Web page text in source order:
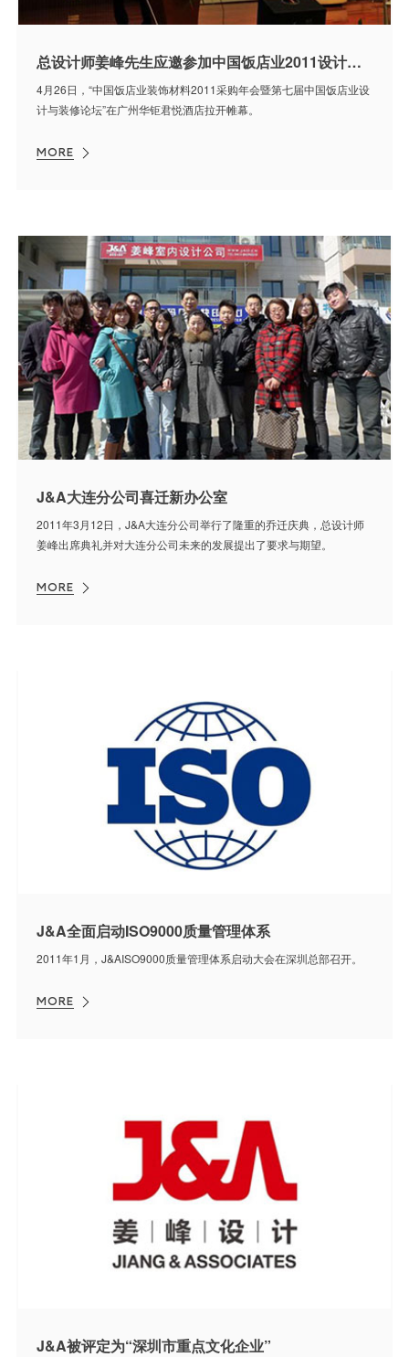
总设计师姜峰先生应邀参加中国饭店业2011设计与装修论坛
4月26日，“中国饭店业装饰材料2011采购年会暨第七届中国饭店业设
计与装修论坛”在广州华钜君悦酒店拉开帷幕。
MORE
J&A大连分公司喜迁新办公室
2011年3月12日，J&A大连分公司举行了隆重的乔迁庆典，总设计师
姜峰出席典礼并对大连分公司未来的发展提出了要求与期望。
MORE
J&A全面启动ISO9000质量管理体系
2011年1月，J&AISO9000质量管理体系启动大会在深圳总部召开。
MORE
J&A被评定为“深圳市重点文化企业”